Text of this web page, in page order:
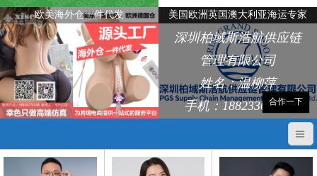
欧美海外仓一件代发 美国欧洲英国澳大利亚海运专家
深圳柏域斯浩航供应链
管理有限公司
姓名：温柳萍
手机：18823368248
合作一下